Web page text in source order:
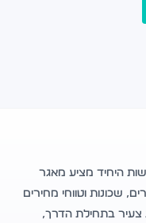
היחיד מציע מאגר
שכונות וטווחי מחירים
צעיר בתחילת הדרך,